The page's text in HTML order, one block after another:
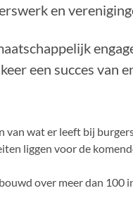
en
een succes van
wat er leeft bij
liggen voor de
over meer dan 100